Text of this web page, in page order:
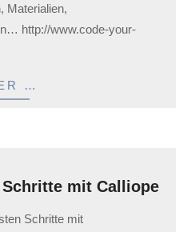
Materialien,
http://www.code-your-
…
Schritte mit Calliope
Schritte mit